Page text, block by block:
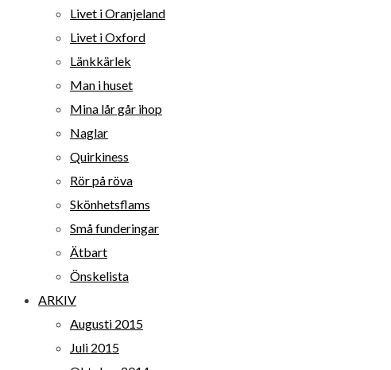
Livet i Oranjeland
Livet i Oxford
Länkkärlek
Man i huset
Mina lår går ihop
Naglar
Quirkiness
Rör på röva
Skönhetsflams
Små funderingar
Ätbart
Önskelista
ARKIV
Augusti 2015
Juli 2015